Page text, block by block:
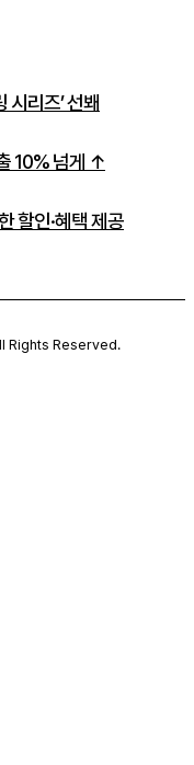
시리즈’ 선봬
10% 넘게 ↑
할인·혜택 제공
Rights Reserved.